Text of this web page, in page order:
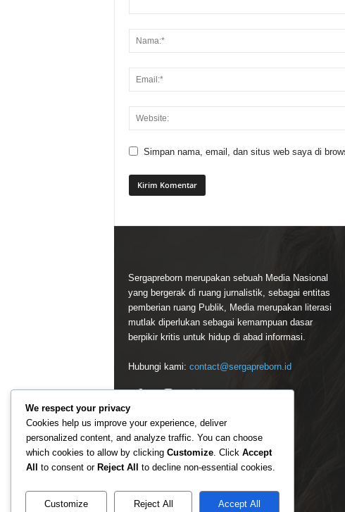
Simpan nama, email, dan situs web saya di
Sergapreborn merupakan sebuah Media Nasional
yang bergerak di ruang jurnalistik, sebagai entitas
pemberian ruang Publik, Media merupakan literasi
mutlak diperlukan sebagai kemampuan dasar
berpikir kritis untuk hidup di abad informasi.
Hubungi kami: contact@sergapreborn.id
We respect your privacy
Cookies help us improve your experience, deliver
personalized content, and analyze traffic. You can choose
which cookies to allow by clicking Customize. Click Accept
All
to consent or Reject All to decline non-essential cookies.
Customize Reject All Accept All